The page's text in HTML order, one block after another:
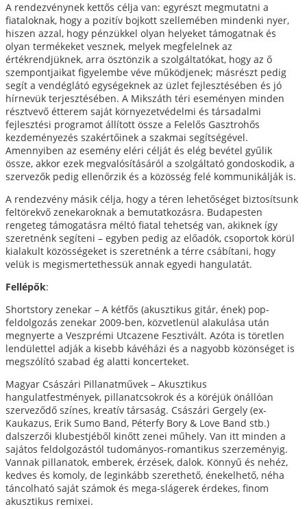
A rendezvénynek kettős célja van: egyrészt megmutatni a
fiataloknak, hogy a pozitív bojkott szellemében mindenki nyer,
hiszen azzal, hogy pénzükkel olyan helyeket támogatnak és
olyan termékeket vesznek, melyek megfelelnek az
értékrendjüknek, arra ösztönzik a szolgáltatókat, hogy az ő
szempontjaikat figyelembe véve működjenek; másrészt pedig
segít a vendéglátó egységeknek az üzlet fejlesztésében és jó
hírnevük terjesztésében. A Mikszáth téri eseményen minden
résztvevő étterem saját környezetvédelmi és társadalmi
fejlesztési programot állított össze a Felelős Gasztrohős
kezdeményezés szakértőinek a szakmai segítségével.
Amennyiben az esemény eléri célját és elég bevétel gyűlik
össze, akkor ezek megvalósításáról a szolgáltató gondoskodik, a
szervezők pedig ellenőrzik és a közösség felé kommunikálják is.
A rendezvény másik célja, hogy a téren lehetőséget biztosítsunk
feltörekvő zenekaroknak a bemutatkozásra. Budapesten
rengeteg támogatásra méltó fiatal tehetség van, akiknek így
szeretnénk segíteni – egyben pedig az előadók, csoportok körül
kialakult közösségeket is szeretnénk a térre csábítani, hogy
velük is megismertethessük annak egyedi hangulatát.
Fellépők:
Shortstory zenekar – A kétfős (akusztikus gitár, ének) pop-
feldolgozás zenekar 2009-ben, közvetlenül alakulása után
megnyerte a Veszprémi Utcazene Fesztivált. Azóta is töretlen
lendülettel adják a kisebb kávéházi és a nagyobb közönséget is
megszólító szabad ég alatti koncerteket.
Magyar Császári Pillanatművek – Akusztikus
hangulatfestmények, pillanatcsokrok és a köréjük önállóan
szerveződő színes, kreatív társaság. Császári Gergely (ex-
Kaukazus, Erik Sumo Band, Péterfy Bory & Love Band stb.)
dalszerzői klubestjéből kinőtt zenei műhely. Van itt minden a
sajátos feldolgozástól tudományos-romantikus szerzeményig.
Vannak pillanatok, emberek, érzések, dalok. Könnyű és nehéz,
kedves és komoly, de leginkább szerethető, énekelhető, néha
táncolható saját számok és mega-slágerek érdekes, finom
akusztikus remixei.